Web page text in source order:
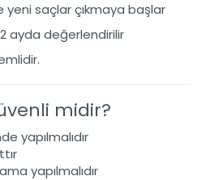
yeni saçlar çıkmaya başlar
ayda değerlendirilir
midir?
yapılmalıdır
yapılmalıdır